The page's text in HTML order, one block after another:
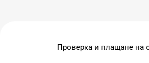
Проверка и плащане на